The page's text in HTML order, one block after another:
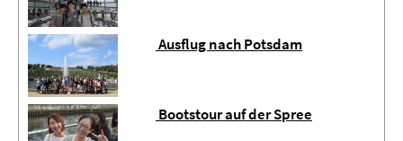
Ausflug nach Potsdam
Bootstour auf der Spree